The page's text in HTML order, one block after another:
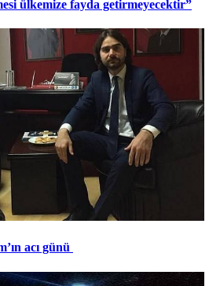
ülkemize fayda getirmeyecektir”
acı günü